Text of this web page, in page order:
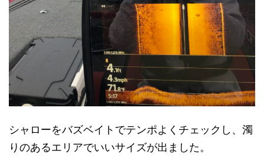
シャローをバズベイトでテンポよくチェックし、濁
りのあるエリアでいいサイズが出ました。